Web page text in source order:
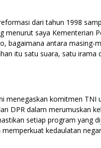
dari tahun 1998
menurut saya Kementerian
bagaimana antara masing-
itu satu suara, satu irama
menegaskan komitmen TNI
DPR dalam merumuskan
setiap program yang
memperkuat kedaulatan